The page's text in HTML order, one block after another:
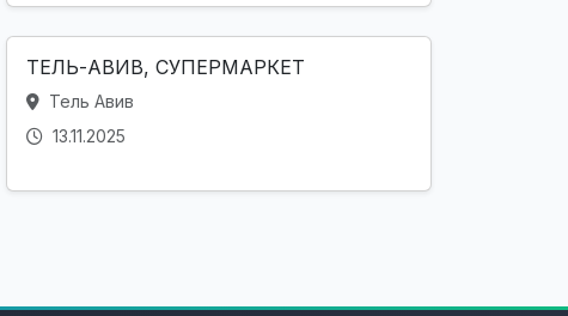
ТЕЛЬ-АВИВ, СУПЕРМАРКЕТ
Тель Авив
13.11.2025